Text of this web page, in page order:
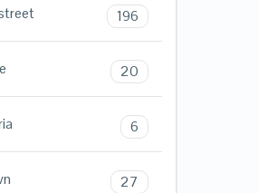
196
20
6
27